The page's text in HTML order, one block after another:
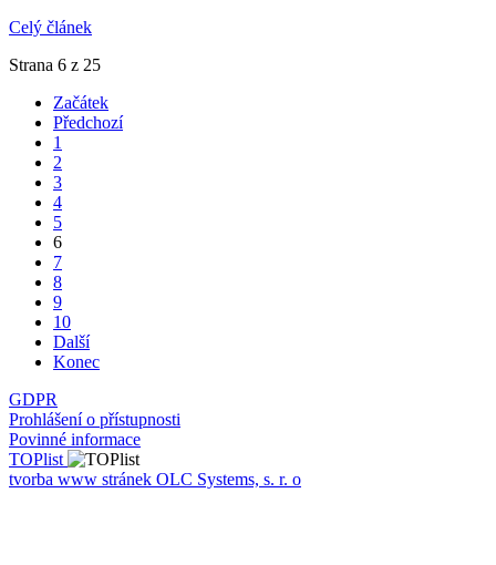
Celý článek
Strana 6 z 25
Začátek
Předchozí
1
2
3
4
5
6
7
8
9
10
Další
Konec
GDPR
Prohlášení o přístupnosti
Povinné informace
TOPlist
tvorba www stránek OLC Systems, s. r. o